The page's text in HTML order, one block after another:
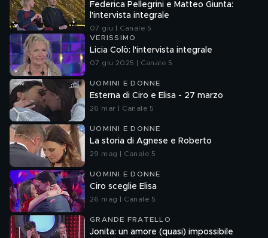
Federica Pellegrini e Matteo Giunta:
l'intervista integrale
07 giu | Canale 5
VERISSIMO
Licia Colò: l'intervista integrale
07 giu 2025 | Canale 5
UOMINI E DONNE
Esterna di Ciro e Elisa - 27 marzo
26 mar | Canale 5
UOMINI E DONNE
La storia di Agnese e Roberto
29 mag | Canale 5
UOMINI E DONNE
Ciro sceglie Elisa
26 mag | Canale 5
GRANDE FRATELLO
Jonita: un amore (quasi) impossibile